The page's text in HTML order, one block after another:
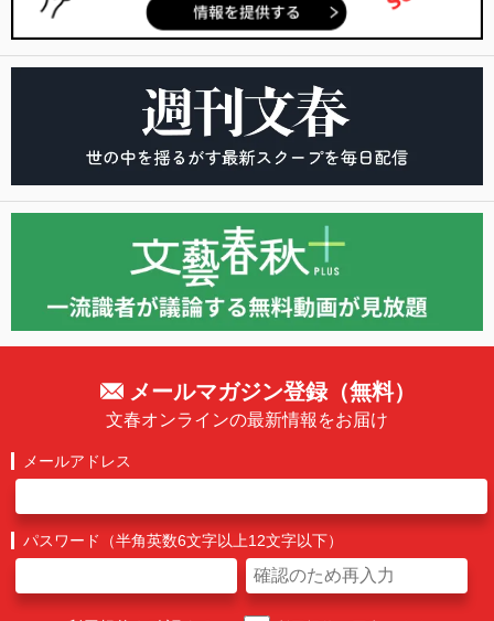
メールマガジン登録（無料）
文春オンラインの最新情報をお届け
メールアドレス
パスワード（半角英数6文字以上12文字以下）